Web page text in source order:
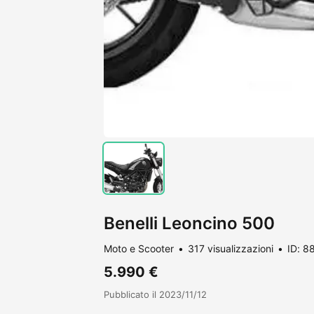
Benelli Leoncino 500
Moto e Scooter 317 visualizzazioni ID:
5.990 €
Pubblicato il 2023/11/12